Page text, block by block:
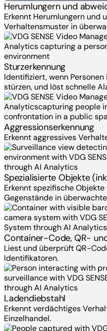
Herumlungern und
Erkennt Herumlungern und
Verhaltensmuster in
Sturzerkennung
Identifiziert, wenn
stürzen, und löst schnelle
Aggressionserkennung
Erkennt aggressives
Spezialisierte Objekte
Erkennt spezifische
Gegenstände in
Container-Code, QR-
Liest und überprüft QR-
Identifikatoren.
Ladendiebstahl
Erkennt verdächtiges
Einzelhandel.